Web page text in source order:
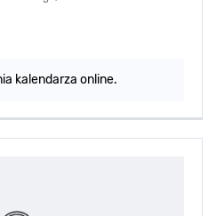
kalendarza online.